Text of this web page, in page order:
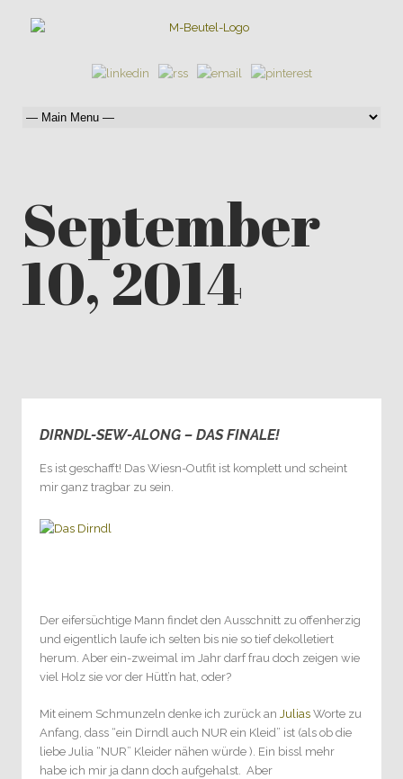
September
10, 2014
DIRNDL-SEW-ALONG – DAS FINALE!
Es ist geschafft! Das Wiesn-Outfit ist komplett und scheint
mir ganz tragbar zu sein.
Der eifersüchtige Mann findet den Ausschnitt zu offenherzig
und eigentlich laufe ich selten bis nie so tief dekolletiert
herum. Aber ein-zweimal im Jahr darf frau doch zeigen wie
viel Holz sie vor der Hütt’n hat, oder?
Mit einem Schmunzeln denke ich zurück an Julias Worte zu
Anfang, dass “ein Dirndl auch NUR ein Kleid” ist (als ob die
liebe Julia “NUR” Kleider nähen würde ). Ein bissl mehr
habe ich mir ja dann doch aufgehalst. Aber